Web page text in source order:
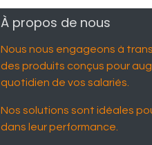
À propos de nous
Nous nous engageons à
des produits conçus pour
quotidien de vos salariés.
Nos solutions sont idéales
dans leur performance.